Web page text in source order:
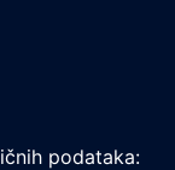
podataka: